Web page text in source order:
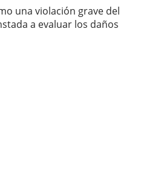
una violación grave del
a evaluar los daños